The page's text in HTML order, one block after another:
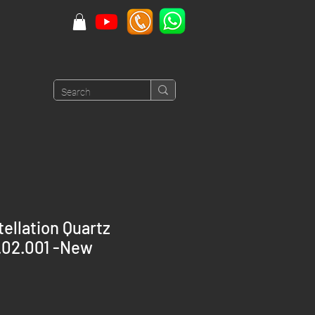
Quartz
-New